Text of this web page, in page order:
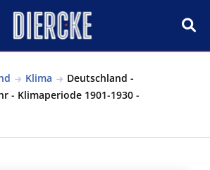
Klima
Deutschland -
- Klimaperiode 1901-1930 -